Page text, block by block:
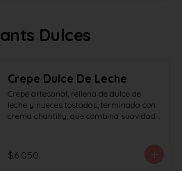
Dulces
Crepe Dulce De Leche
Crepe artesanal, rellena de dulce de
leche y nueces tostadas, terminada con
crema chantilly, que combina suavidad
$6.050